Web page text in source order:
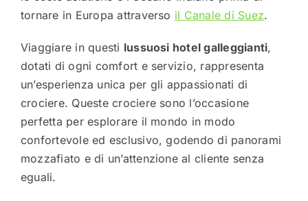
tornare in Europa attraverso il Canale di Suez.
Viaggiare in questi lussuosi hotel galleggianti,
dotati di ogni comfort e servizio, rappresenta
un’esperienza unica per gli appassionati di
crociere. Queste crociere sono l’occasione
perfetta per esplorare il mondo in modo
confortevole ed esclusivo, godendo di panorami
mozzafiato e di un’attenzione al cliente senza
eguali.